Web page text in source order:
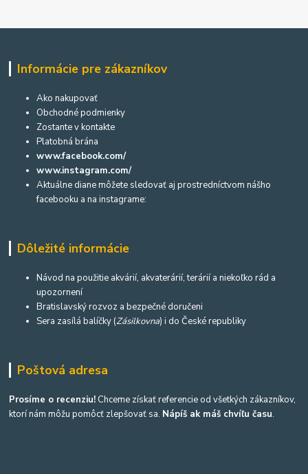
Informácie pre zákazníkov
Ako nakupovať
Obchodné podmienky
Zostante v kontakte
Platobná brána
www.facebook.com/
www.instagram.com/
Aktuálne diane môžete sledovať aj prostredníctvom nášho
facebooku a na instagrame:
Dôležité informácie
Návod na použitie akvárií, akvaterárií, terárií a niekoľko rád a
upozornení
Bratislavský rozvoz a bezpečné doručeni
Sera zasílá balíčky (Zásilkovna) i do České republiky
Poštová adresa
Prosíme o recenziu! Chceme získať referencie od všetkých zákazníkov,
ktorí nám môžu pomôcť zlepšovať sa. Nápíš ak máš chvíľu času.